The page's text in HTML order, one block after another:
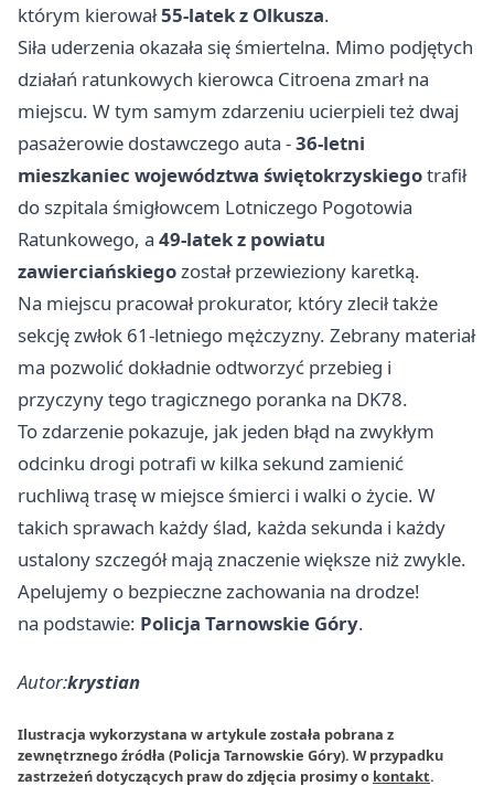
którym kierował55-latek z Olkusza.
Siła uderzenia okazała się śmiertelna. Mimo podjętych
działań ratunkowych kierowca Citroena zmarł na
miejscu. W tym samym zdarzeniu ucierpieli też dwaj
pasażerowie dostawczego auta -36-letni
mieszkaniec województwa świętokrzyskiegotrafił
do szpitala śmigłowcem Lotniczego Pogotowia
Ratunkowego, a 49-latek z powiatu
zawierciańskiegozostał przewieziony karetką.
Na miejscu pracował prokurator, który zlecił także
sekcję zwłok 61-letniego mężczyzny. Zebrany materiał
ma pozwolić dokładnie odtworzyć przebieg i
przyczyny tego tragicznego poranka na DK78.
To zdarzenie pokazuje, jak jeden błąd na zwykłym
odcinku drogi potrafi w kilka sekund zamienić
ruchliwą trasę w miejsce śmierci i walki o życie. W
takich sprawach każdy ślad, każda sekunda i każdy
ustalony szczegół mają znaczenie większe niż zwykle.
Apelujemy o bezpieczne zachowania na drodze!
na podstawie: Policja Tarnowskie Góry.
Autor:krystian
Ilustracja wykorzystana w artykule została pobrana z
zewnętrznego źródła (Policja Tarnowskie Góry). W przypadku
zastrzeżeń dotyczących praw do zdjęcia prosimy o kontakt.